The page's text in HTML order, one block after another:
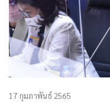
17 กุมภาพันธ์ 2565